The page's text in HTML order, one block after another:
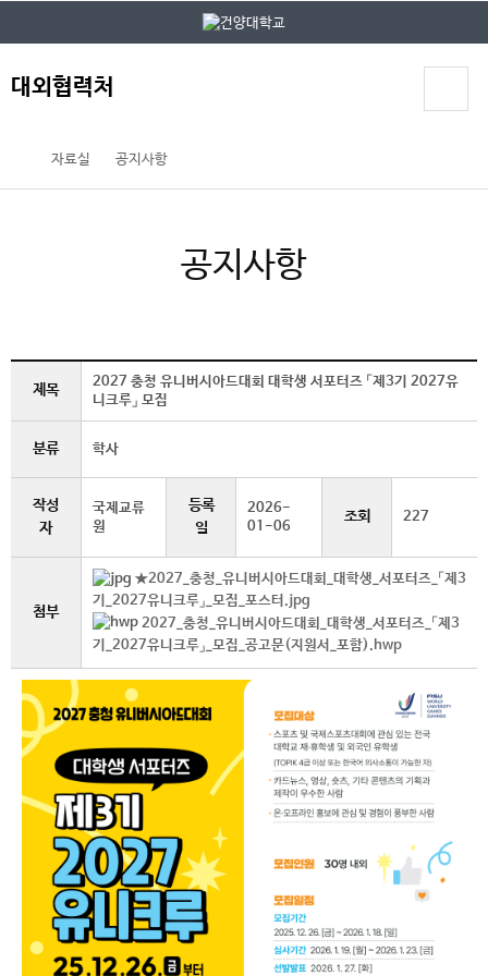
대외협력처
자료실 공지사항
공지사항
제목
2027 충청 유니버시아드대회 대학생 서포터즈 「제3기 2027유
니크루」 모집
분류 학사
작성
자
국제교류
원
등록
일
2026-
01-06
조회 227
첨부
★2027_충청_유니버시아드대회_대학생_서포터즈_「제3
기_2027유니크루」_모집_포스터.jpg
2027_충청_유니버시아드대회_대학생_서포터즈_「제3
기_2027유니크루」_모집_공고문(지원서_포함).hwp